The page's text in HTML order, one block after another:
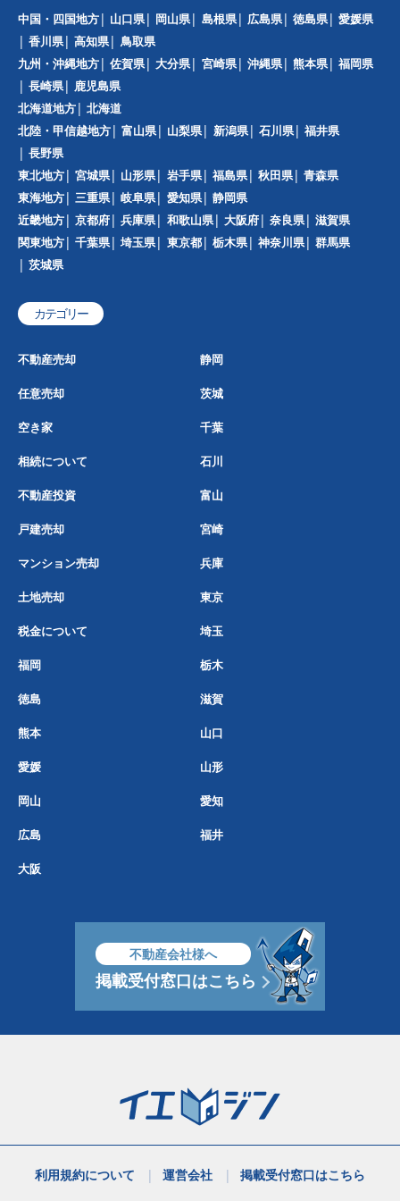
中国・四国地方 山口県 岡山県 島根県 広島県 徳島県
愛媛県
香川県
高知県
鳥取県
九州・沖縄地方
佐賀県 大分県 宮崎県 沖縄県 熊本県
福岡県
長崎県
鹿児島県
北海道地方
北海道
北陸・甲信越地方
富山県 山梨県 新潟県 石川県
福井県
長野県
東北地方
宮城県 山形県 岩手県 福島県 秋田県
青森県
東海地方
三重県 岐阜県 愛知県
静岡県
近畿地方
京都府 兵庫県 和歌山県 大阪府 奈良県
滋賀県
関東地方
千葉県 埼玉県 東京都 栃木県 神奈川県
群馬県
茨城県
カテゴリー
不動産売却 静岡
任意売却 茨城
空き家 千葉
相続について 石川
不動産投資 富山
戸建売却 宮崎
マンション売却 兵庫
土地売却 東京
税金について 埼玉
福岡 栃木
徳島 滋賀
熊本 山口
愛媛 山形
岡山 愛知
広島 福井
大阪
不動産会社様へ
掲載受付窓口はこちら
利用規約について 運営会社 掲載受付窓口はこちら